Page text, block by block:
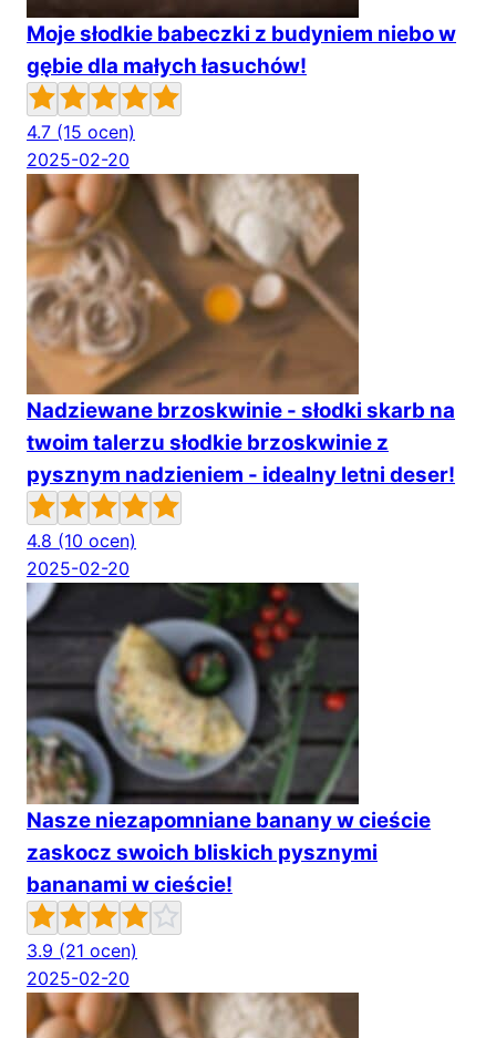
Moje słodkie babeczki z budyniem niebo w
gębie dla małych łasuchów!
4.7 (15 ocen)
2025-02-20
Nadziewane brzoskwinie - słodki skarb na
twoim talerzu słodkie brzoskwinie z
pysznym nadzieniem - idealny letni deser!
4.8 (10 ocen)
2025-02-20
Nasze niezapomniane banany w cieście
zaskocz swoich bliskich pysznymi
bananami w cieście!
3.9 (21 ocen)
2025-02-20